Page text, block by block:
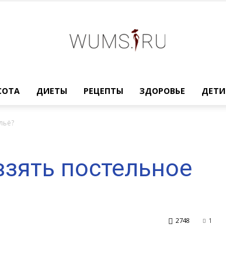
Женский
журнал
ДИЕТЫ РЕЦЕПТЫ ЗДОРОВЬЕ ДЕТИ
постельное
1
2748